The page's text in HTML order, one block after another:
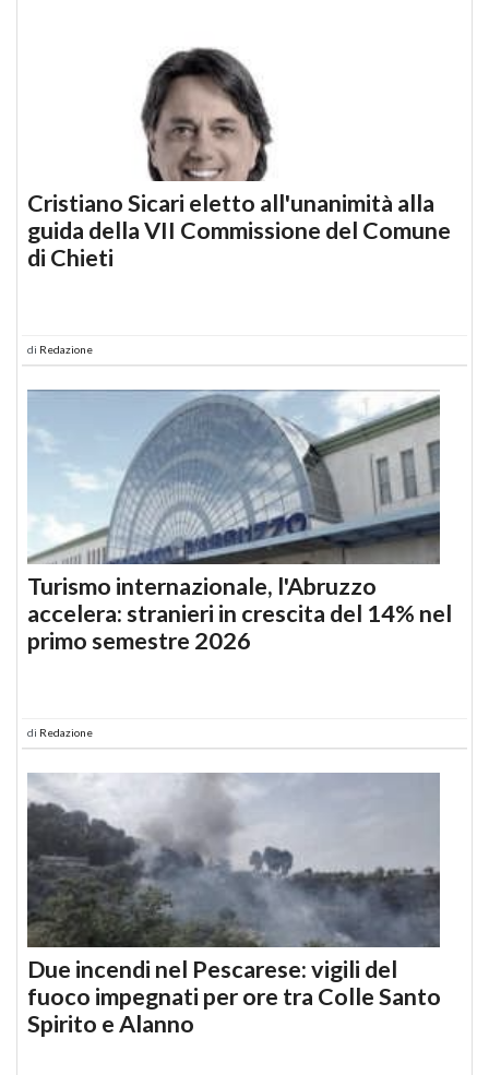
Cristiano Sicari eletto all'unanimità alla
guida della VII Commissione del Comune
di Chieti
di Redazione
Turismo internazionale, l'Abruzzo
accelera: stranieri in crescita del 14% nel
primo semestre 2026
di Redazione
Due incendi nel Pescarese: vigili del
fuoco impegnati per ore tra Colle Santo
Spirito e Alanno